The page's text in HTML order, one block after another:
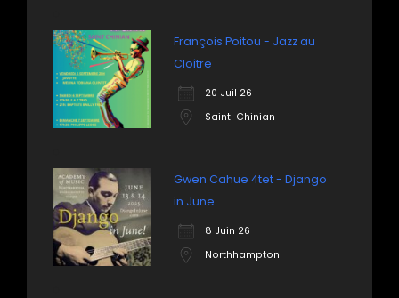
François Poitou - Jazz au
Cloître
20 Juil 26
Saint-Chinian
Gwen Cahue 4tet - Django
in June
8 Juin 26
Northhampton